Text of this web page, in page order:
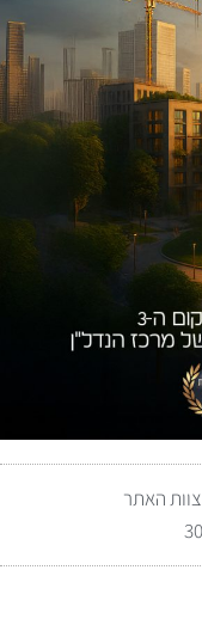
האתר